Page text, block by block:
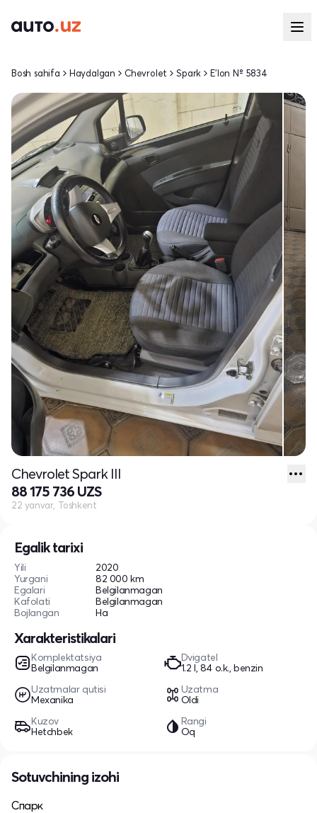
Egalik tarixi
Yili
2020
Yurgani
82 000 km
Egalari
Belgilanmagan
Kafolati
Belgilanmagan
Bojlangan
Ha
Xarakteristikalari
Komplektatsiya
Belgilanmagan
Dvigatel
1.2 l, 84 o.k., benzin
Uzatmalar qutisi
Mexanika
Uzatma
Oldi
Kuzov
Hetchbek
Rangi
Oq
Bosh sahifa Haydalgan Chevrolet Spark E'lon № 5834
Chevrolet Spark III
88 175 736 UZS
22 yanvar, Toshkent
Sotuvchining izohi
Спарк